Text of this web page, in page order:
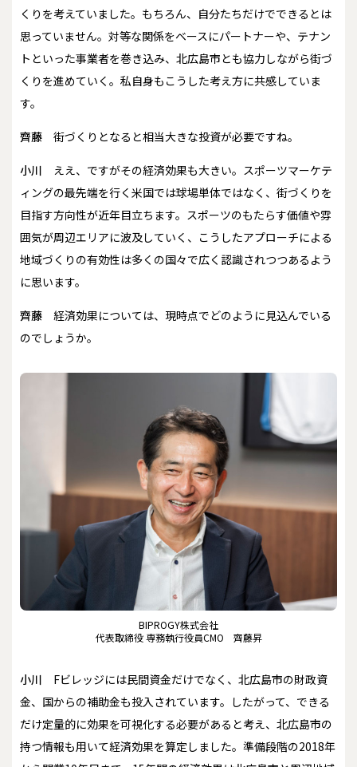
くりを考えていました。もちろん、自分たちだけでできるとは
思っていません。対等な関係をベースにパートナーや、テナン
トといった事業者を巻き込み、北広島市とも協力しながら街づ
くりを進めていく。私自身もこうした考え方に共感していま
す。
齊藤 街づくりとなると相当大きな投資が必要ですね。
小川
ええ、ですがその経済効果も大きい。スポーツマーケテ
ィングの最先端を行く米国では球場単体ではなく、街づくりを
目指す方向性が近年目立ちます。スポーツのもたらす価値や雰
囲気が周辺エリアに波及していく、こうしたアプローチによる
地域づくりの有効性は多くの国々で広く認識されつつあるよう
に思います。
齊藤
経済効果については、現時点でどのように見込んでいる
のでしょうか。
BIPROGY株式会社
代表取締役 専務執行役員CMO 齊藤昇
小川
Fビレッジには民間資金だけでなく、北広島市の財政資
金、国からの補助金も投入されています。したがって、できる
だけ定量的に効果を可視化する必要があると考え、北広島市の
持つ情報も用いて経済効果を算定しました。準備段階の2018年